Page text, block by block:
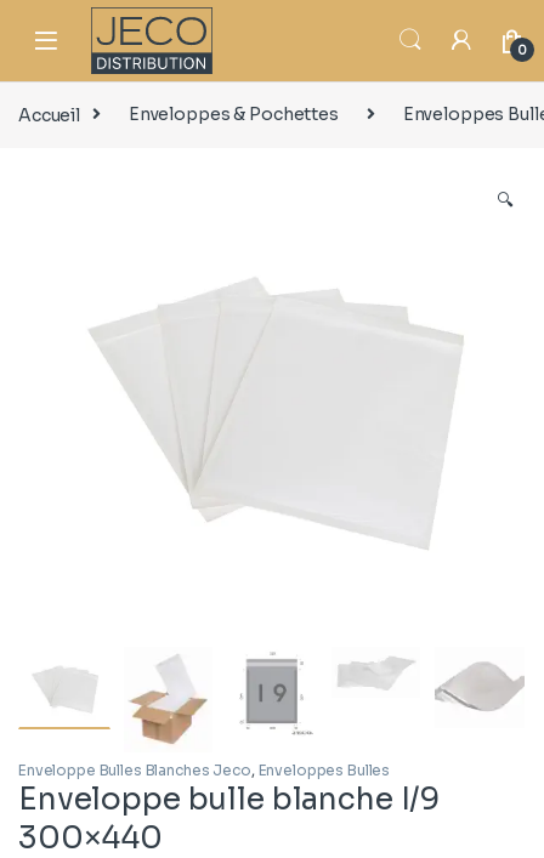
0
Accueil Enveloppes & Pochettes Enveloppes
🔍
Enveloppe Bulles Blanches Jeco, Enveloppes Bulles
Enveloppe bulle blanche I/9
300×440